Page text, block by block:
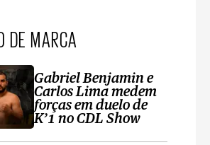
DE MARCA
Gabriel Benjamin e
Carlos Lima medem
forças em duelo de
K’1 no CDL Show